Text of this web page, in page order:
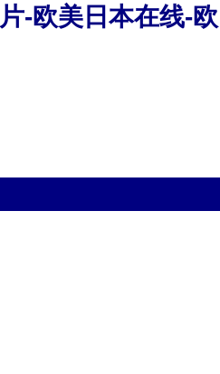
-欧美日本在线-欧